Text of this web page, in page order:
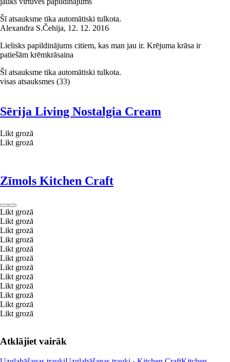
Šī atsauksme tika automātiski tulkota.
Alexandra S.Čehija, 12. 12. 2016
Lielisks papildinājums citiem, kas man jau ir. Krējuma krāsa ir
patiešām krēmkrāsaina
Šī atsauksme tika automātiski tulkota.
visas atsauksmes (33)
Sērija Living Nostalgia Cream
Likt grozā
Likt grozā
Zīmols Kitchen Craft
Likt grozā
Likt grozā
Likt grozā
Likt grozā
Likt grozā
Likt grozā
Likt grozā
Likt grozā
Likt grozā
Likt grozā
Likt grozā
Likt grozā
Atklājiet vairāk